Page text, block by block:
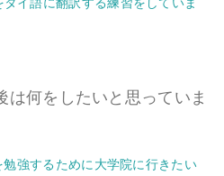
は何をしたいと思っていま
強するために大学院に行きたい